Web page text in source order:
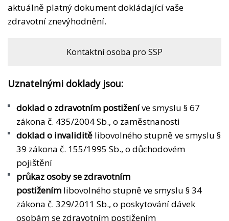
aktuálně platný dokument dokládající vaše
zdravotní znevýhodnění.
Kontaktní osoba pro SSP
Uznatelnými doklady jsou:
doklad o zdravotním postiženíve smyslu § 67
zákona č. 435/2004 Sb., o zaměstnanosti
doklad o invaliditě libovolného stupně ve smyslu §
39 zákona č. 155/1995 Sb., o důchodovém
pojištění
průkaz osoby se zdravotním
postižením libovolného stupně ve smyslu § 34
zákona č. 329/2011 Sb., o poskytování dávek
osobám se zdravotním postižením